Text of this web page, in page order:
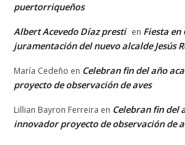
puertorriqueños
Albert Acevedo Díaz presti en Fiesta en
juramentación del nuevo alcalde Jesús
María Cedeño en Celebran fin del año
proyecto de observación de aves
Lillian Bayron Ferreira en Celebran fin del
innovador proyecto de observación de